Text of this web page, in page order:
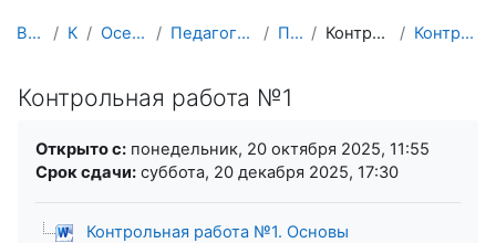
В начало Курсы Осенний семестр Педагогическое образование Прог2 С++ Контрольная работа №1 Контрольная работа №1
Контрольная работа №1
Открыто с: понедельник, 20 октября 2025, 11:55
Срок сдачи: суббота, 20 декабря 2025, 17:30
Контрольная работа №1. Основы